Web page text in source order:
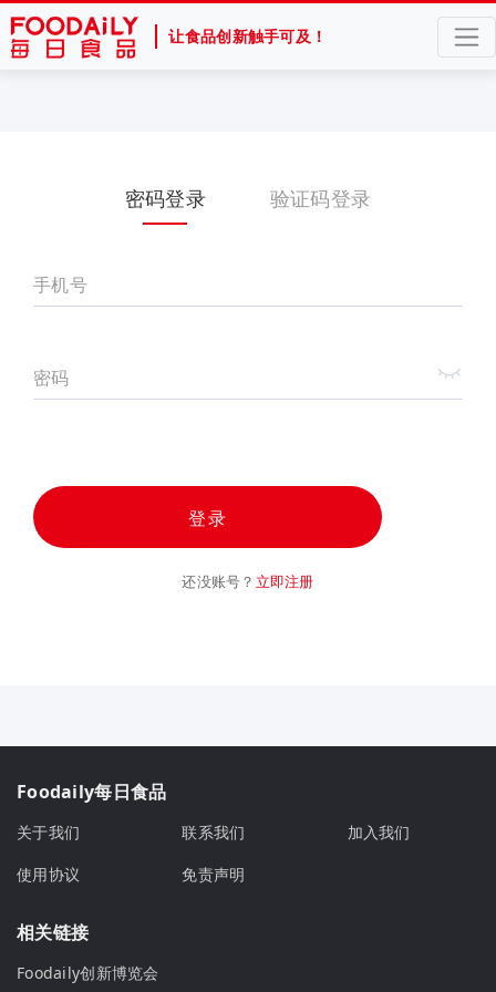
让食品创新触手可及！
密码登录 验证码登录
手机号
密码
登录
还没账号？ 立即注册
Foodaily每日食品
关于我们 联系我们
加入我们
使用协议
免责声明
相关链接
Foodaily创新博览会